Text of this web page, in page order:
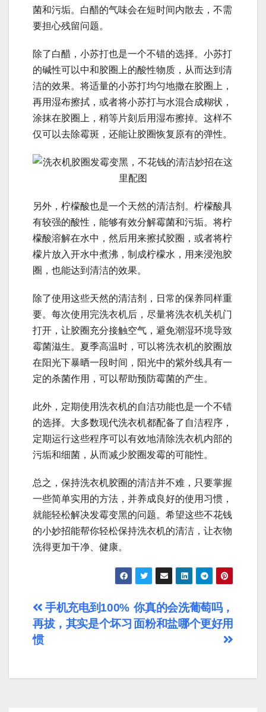
菌和污垢。白醋的气味会在短时间内散去，不需
要担心残留问题。
除了白醋，小苏打也是一个不错的选择。小苏打
的碱性可以中和胶圈上的酸性物质，从而达到清
洁的效果。将适量的小苏打均匀地撒在胶圈上，
再用湿布擦拭，或者将小苏打与水混合成糊状，
涂抹在胶圈上，稍等片刻后用湿布擦掉。这样不
仅可以去除霉斑，还能让胶圈恢复原有的弹性。
另外，柠檬酸也是一个天然的清洁剂。柠檬酸具
有较强的酸性，能够有效分解霉菌和污垢。将柠
檬酸溶解在水中，然后用来擦拭胶圈，或者将柠
檬片放入开水中煮沸，制成柠檬水，用来浸泡胶
圈，也能达到清洁的效果。
除了使用这些天然的清洁剂，日常的保养同样重
要。每次使用完洗衣机后，尽量将洗衣机关机门
打开，让胶圈充分接触空气，避免潮湿环境导致
霉菌滋生。夏季高温时，可以将洗衣机的胶圈放
在阳光下暴晒一段时间，阳光中的紫外线具有一
定的杀菌作用，可以帮助预防霉菌的产生。
此外，定期使用洗衣机的自洁功能也是一个不错
的选择。大多数现代洗衣机都配备了自洁程序，
定期运行这些程序可以有效地清除洗衣机内部的
污垢和细菌，从而减少胶圈发霉的可能性。
总之，保持洗衣机胶圈的清洁并不难，只要掌握
一些简单实用的方法，并养成良好的使用习惯，
就能轻松解决发霉变黑的问题。希望这些不花钱
的小妙招能帮你轻松保持洗衣机的清洁，让衣物
洗得更加干净、健康。
文
章
航
你真的会洗葡萄吗，
面粉和盐哪个更好用
手机充电到100%
再拔，其实是个坏习
惯